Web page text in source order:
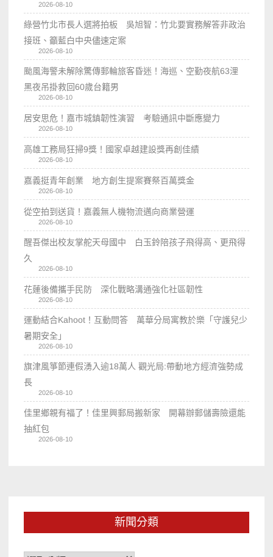
2026-08-10
綠營竹北市長人選將拍板 吳旭智：竹北要實務解答非政治
接班、籲藍白中央儘速定案
2026-08-10
颱風海警未解除驚傳郵輪旅客昏迷！海巡、空勤夜航63浬
黑夜吊掛救回60歲台籍男
2026-08-10
居安思危！嘉市城鎮韌性演習 考驗通訊中斷應變力
2026-08-10
高雄工務局狂掃9獎！國家卓越建設獎再創佳績
2026-08-10
嘉義挺青年創業 地方創生提案賽祭百萬獎金
2026-08-10
從空拍到送貨！嘉義無人機物流邁向商業營運
2026-08-10
醒吾傑出校友掌舵天母國中 白玉鈴陪孩子飛得高、更飛得
久
2026-08-10
花蓮後備攜手民防 深化戰略溝通強化社區韌性
2026-08-10
運動結合Kahoot！互動問答 萬華分局寓教於樂「守護兒少
暑期安全」
2026-08-10
旗津風箏節連假湧入逾18萬人 觀光局:帶動地方經濟強勢成
長
2026-08-10
佳里鄉親有福了！佳里興郵局搬新家 開幕辦郵儲壽險還能
抽紅包
2026-08-10
新聞分類